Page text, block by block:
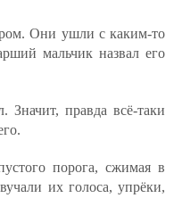
Они ушли с каким-то
мальчик назвал его
правда всё-таки
порога, сжимая в
их голоса, упрёки,